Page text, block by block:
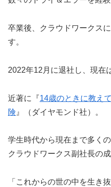
卒業後、クラウドワークス
す。
2022年12月に退社し、現在
近著に『14歳のときに教え
険 』（ダイヤモンド社）。
学生時代から現在まで多く
クラウドワークス副社長の成
「これからの世の中を生き